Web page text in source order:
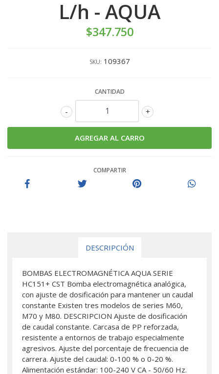
L/h - AQUA
$347.750
SKU: 109367
CANTIDAD
+
-
COMPARTIR
DESCRIPCIÓN
BOMBAS ELECTROMAGNÉTICA AQUA SERIE
HC151+ CST Bomba electromagnética analógica,
con ajuste de dosificación para mantener un caudal
constante Existen tres modelos de series M60,
M70 y M80. DESCRIPCION Ajuste de dosificación
de caudal constante. Carcasa de PP reforzada,
resistente a entornos de trabajo especialmente
agresivos. Ajuste del porcentaje de frecuencia de
carrera. Ajuste del caudal: 0-100 % o 0-20 %.
Alimentación estándar: 100-240 V CA - 50/60 Hz.